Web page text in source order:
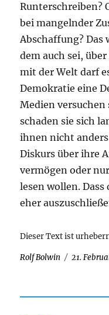
Runterschreiben?
bei mangelnder
Abschaffung? Das
dem auch sei,
mit der Welt darf
Demokratie eine
Medien
schaden sie sich
ihnen nicht
Diskurs über ihre
vermögen oder
lesen wollen. Dass
eher
Dieser Text ist
Autor
Rolf Bolwin 21.